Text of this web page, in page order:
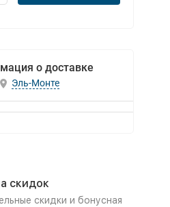
о доставке
Эль-Монте
скидок
скидки и бонусная